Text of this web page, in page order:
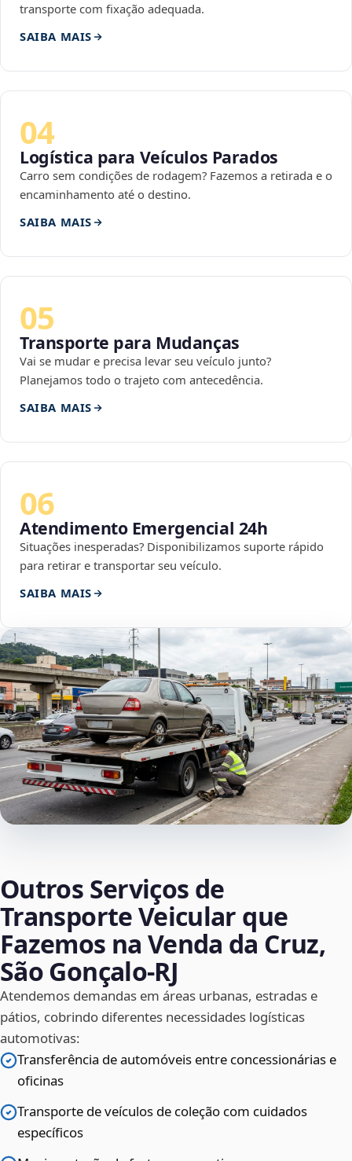
transporte com fixação adequada.
SAIBA MAIS
04
Logística para Veículos Parados
Carro sem condições de rodagem? Fazemos a retirada e o
encaminhamento até o destino.
SAIBA MAIS
05
Transporte para Mudanças
Vai se mudar e precisa levar seu veículo junto?
Planejamos todo o trajeto com antecedência.
SAIBA MAIS
06
Atendimento Emergencial 24h
Situações inesperadas? Disponibilizamos suporte rápido
para retirar e transportar seu veículo.
SAIBA MAIS
Outros Serviços de
Transporte Veicular que
Fazemos na Venda da Cruz,
São Gonçalo‑RJ
Atendemos demandas em áreas urbanas, estradas e
pátios, cobrindo diferentes necessidades logísticas
automotivas:
Transferência de automóveis entre concessionárias e
oficinas
Transporte de veículos de coleção com cuidados
específicos